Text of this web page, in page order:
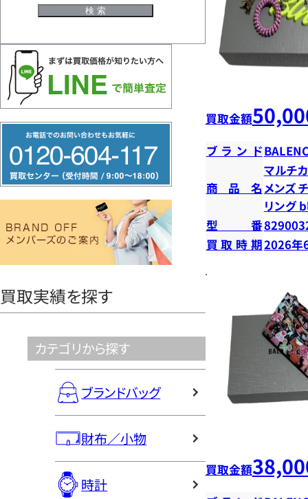
リ
ー
ヤ
買取実績を探す
カテゴリから探す
ブランドバッグ
財布／小物
時計
買取金額
ブランド
商品名
マルチ
メンズ
リング
型番
買取時期2026年
買取金額